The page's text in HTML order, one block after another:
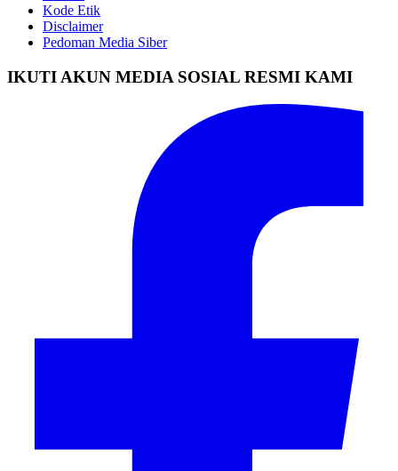
Kode Etik
Disclaimer
Pedoman Media Siber
IKUTI AKUN MEDIA SOSIAL RESMI KAMI